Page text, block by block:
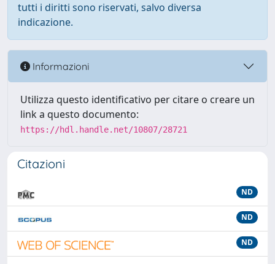
tutti i diritti sono riservati, salvo diversa
indicazione.
Informazioni
Utilizza questo identificativo per citare o creare un
link a questo documento:
https://hdl.handle.net/10807/28721
Citazioni
ND
ND
ND